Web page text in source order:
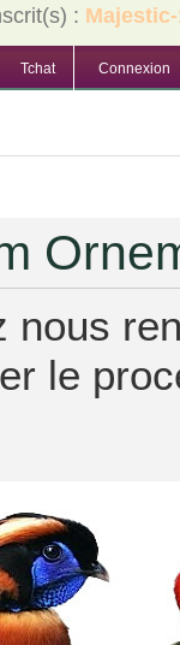
:
Tchat Connexion
nous
le